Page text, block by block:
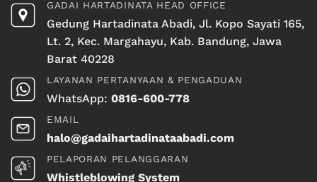
GADAI HARTADINATA HEAD OFFICE
Gedung Hartadinata Abadi, Jl. Kopo Sayati 165,
Lt. 2, Kec. Margahayu, Kab. Bandung, Jawa
Barat 40228
LAYANAN PERTANYAAN & PENGADUAN
WhatsApp: 0816-600-778
EMAIL
halo@gadaihartadinataabadi.com
PELAPORAN PELANGGARAN
Whistleblowing System